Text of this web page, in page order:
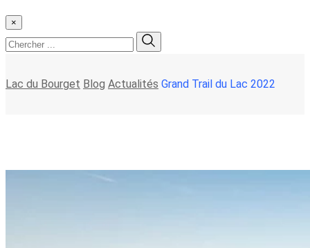
×
Lac du Bourget Blog Actualités Grand Trail du Lac 2022